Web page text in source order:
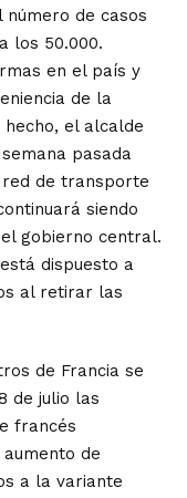
de casos
los 50.000.
en el país y
de la
el alcalde
pasada
de transporte
siendo
gobierno central.
dispuesto a
al retirar las
de Francia se
de julio las
francés
de
a la variante